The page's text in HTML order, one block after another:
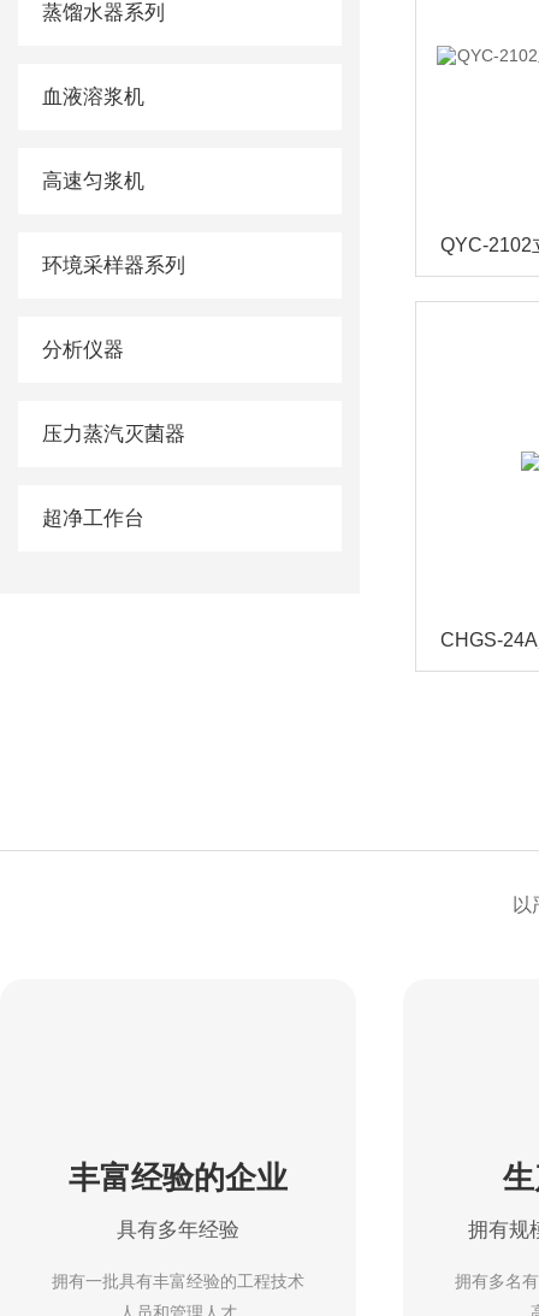
蒸馏水器系列
血液溶浆机
高速匀浆机
环境采样器系列
分析仪器
压力蒸汽灭菌器
超净工作台
CHGS-
以
丰富经验的企业
具有多年经验
拥有一批具有丰富经验的工程技术
拥有规
拥有多名有